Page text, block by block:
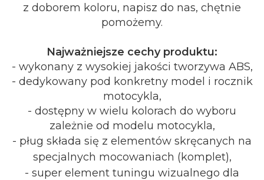
z doborem koloru, napisz do nas, chętnie
pomożemy.
Najważniejsze cechy produktu:
- wykonany z wysokiej jakości tworzywa ABS,
- dedykowany pod konkretny model i rocznik
motocykla,
- dostępny w wielu kolorach do wyboru
zależnie od modelu motocykla,
- pług składa się z elementów skręcanych na
specjalnych mocowaniach (komplet),
- super element tuningu wizualnego dla